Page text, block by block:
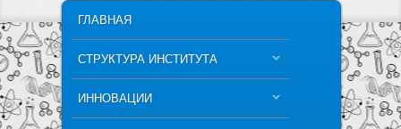
SKIP TO PRIMARY CONTENT
SKIP TO SECONDARY CONTENT
ГЛАВНАЯ
СТРУКТУРА ИНСТИТУТА
ИННОВАЦИИ